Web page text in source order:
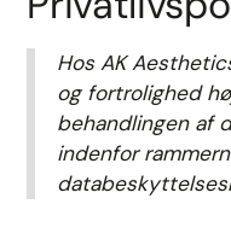
Hos AK
og fortrolighed
behandlingen af
indenfor